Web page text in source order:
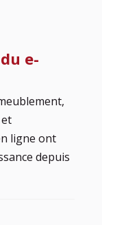
e-
ligne ont
depuis